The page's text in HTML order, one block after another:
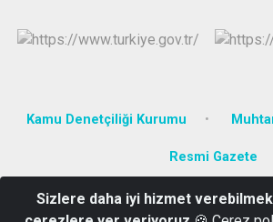
Kamu Denetçiliği Kurumu
Resmi Gazete
Karadoğan Mah. Bolu Cad. No : 1
Sizlere daha iyi hizmet